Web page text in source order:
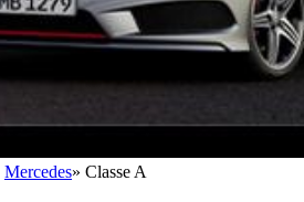
Mercedes» Classe A